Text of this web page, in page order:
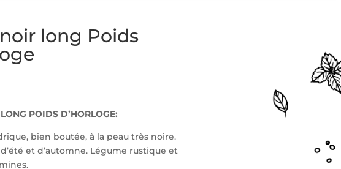
long Poids
POIDS D’HORLOGE:
bien boutée, à la peau très noire.
et d’automne. Légume rustique et